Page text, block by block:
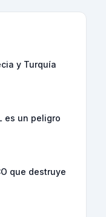
y Turquía
es un peligro
que destruye